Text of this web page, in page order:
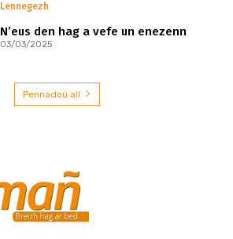
Lennegezh
N’eus den hag a vefe un enezenn
03/03/2025
Pennadoù all